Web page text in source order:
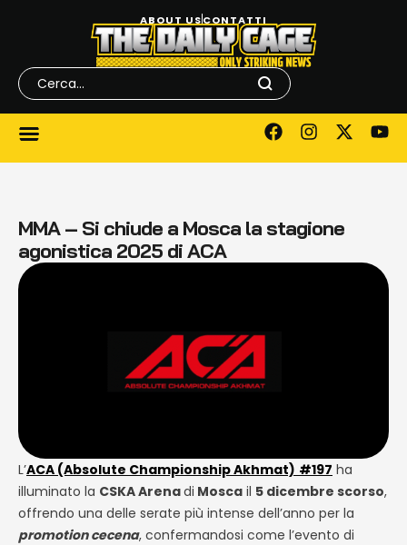
ABOUT USCONTATTI
MMA – Si chiude a Mosca la stagione
agonistica 2025 di ACA
L’ACA (Absolute Championship Akhmat) #197 ha
illuminato la CSKA Arenadi Mosca il 5 dicembre scorso,
offrendo una delle serate più intense dell’anno per la
promotion cecena, confermandosi come l’evento di